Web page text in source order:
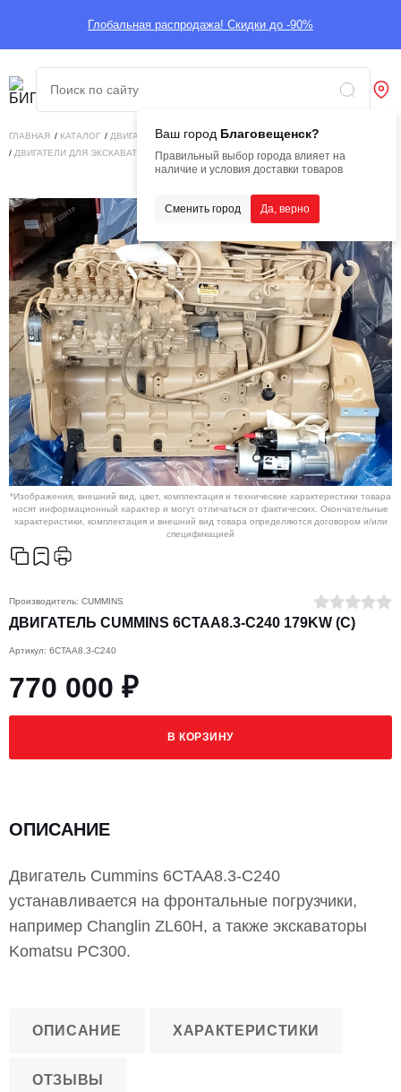
Глобальная распродажа! Скидки до -90%
Ваш город Благовещенск?
Правильный выбор города влияет на
наличие и условия доставки товаров
Сменить город Да, верно
ГЛАВНАЯ / КАТАЛОГ / ДВИГАТЕЛИ /ДВИГАТЕЛИ ДЛЯ СПЕЦТЕХНИКИ
/ ДВИГАТЕЛИ ДЛЯ ЭКСКАВАТОРОВ /CUMMINS 6CTAA8.3-C240 179KW
*Изображения, внешний вид, цвет, комплектация и технические характеристики товара
носят информационный характер и могут отличаться от фактических. Окончательные
характеристики, комплектация и внешний вид товара определяются договором и/или
спецификацией
Производитель: CUMMINS
ДВИГАТЕЛЬ CUMMINS 6CTAA8.3-C240 179KW (C)
Артикул: 6CTAA8.3-C240
770 000 ₽
В КОРЗИНУ
ОПИСАНИЕ
Двигатель Cummins 6CTAA8.3-C240
устанавливается на фронтальные погрузчики,
например Changlin ZL60H, а также экскаваторы
Komatsu PC300.
ОПИСАНИЕ ХАРАКТЕРИСТИКИ
ОТЗЫВЫ